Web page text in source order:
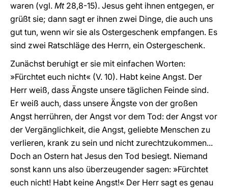
waren (vgl. Mt28,8-15). Jesus geht ihnen entgegen, er
grüßt sie; dann sagt er ihnen zwei Dinge, die auch uns
gut tun, wenn wir sie als Ostergeschenk empfangen. Es
sind zwei Ratschläge des Herrn, ein Ostergeschenk.
Zunächst beruhigt er sie mit einfachen Worten:
»Fürchtet euch nicht« (V. 10). Habt keine Angst. Der
Herr weiß, dass Ängste unsere täglichen Feinde sind.
Er weiß auch, dass unsere Ängste von der großen
Angst herrühren, der Angst vor dem Tod: der Angst vor
der Vergänglichkeit, die Angst, geliebte Menschen zu
verlieren, krank zu sein und nicht zurechtzukommen...
Doch an Ostern hat Jesus den Tod besiegt. Niemand
sonst kann uns also überzeugender sagen: »Fürchtet
euch nicht! Habt keine Angst!« Der Herr sagt es genau